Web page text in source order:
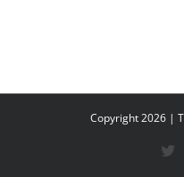
Copyright 2026 |